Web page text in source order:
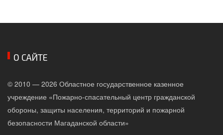
О САЙТЕ
© 2010 — 2026 Областное государственное казенное
учреждение «Пожарно-спасательный центр гражданской
обороны, защиты населения, территорий и пожарной
безопасности Магаданской области»